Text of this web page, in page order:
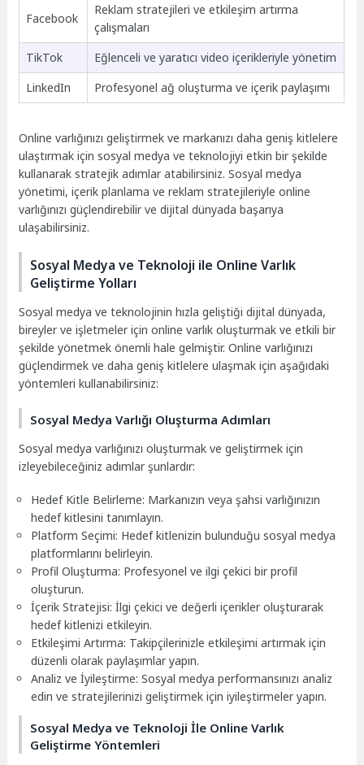
Facebook
Reklam stratejileri ve etkileşim artırma
çalışmaları
TikTok
Eğlenceli ve yaratıcı video içerikleriyle yönetim
LinkedIn
Profesyonel ağ oluşturma ve içerik paylaşımı
Online varlığınızı geliştirmek ve markanızı daha geniş kitlelere
ulaştırmak için sosyal medya ve teknolojiyi etkin bir şekilde
kullanarak stratejik adımlar atabilirsiniz. Sosyal medya
yönetimi, içerik planlama ve reklam stratejileriyle online
varlığınızı güçlendirebilir ve dijital dünyada başarıya
ulaşabilirsiniz.
Sosyal Medya ve Teknoloji ile Online Varlık
Geliştirme Yolları
Sosyal medya ve teknolojinin hızla geliştiği dijital dünyada,
bireyler ve işletmeler için online varlık oluşturmak ve etkili bir
şekilde yönetmek önemli hale gelmiştir. Online varlığınızı
güçlendirmek ve daha geniş kitlelere ulaşmak için aşağıdaki
yöntemleri kullanabilirsiniz:
Sosyal Medya Varlığı Oluşturma Adımları
Sosyal medya varlığınızı oluşturmak ve geliştirmek için
izleyebileceğiniz adımlar şunlardır:
Hedef Kitle Belirleme: Markanızın veya şahsi varlığınızın
hedef kitlesini tanımlayın.
Platform Seçimi: Hedef kitlenizin bulunduğu sosyal medya
platformlarını belirleyin.
Profil Oluşturma: Profesyonel ve ilgi çekici bir profil
oluşturun.
İçerik Stratejisi: İlgi çekici ve değerli içerikler oluşturarak
hedef kitlenizi etkileyin.
Etkileşimi Artırma: Takipçilerinizle etkileşimi artırmak için
düzenli olarak paylaşımlar yapın.
Analiz ve İyileştirme: Sosyal medya performansınızı analiz
edin ve stratejilerinizi geliştirmek için iyileştirmeler yapın.
Sosyal Medya ve Teknoloji İle Online Varlık
Geliştirme Yöntemleri